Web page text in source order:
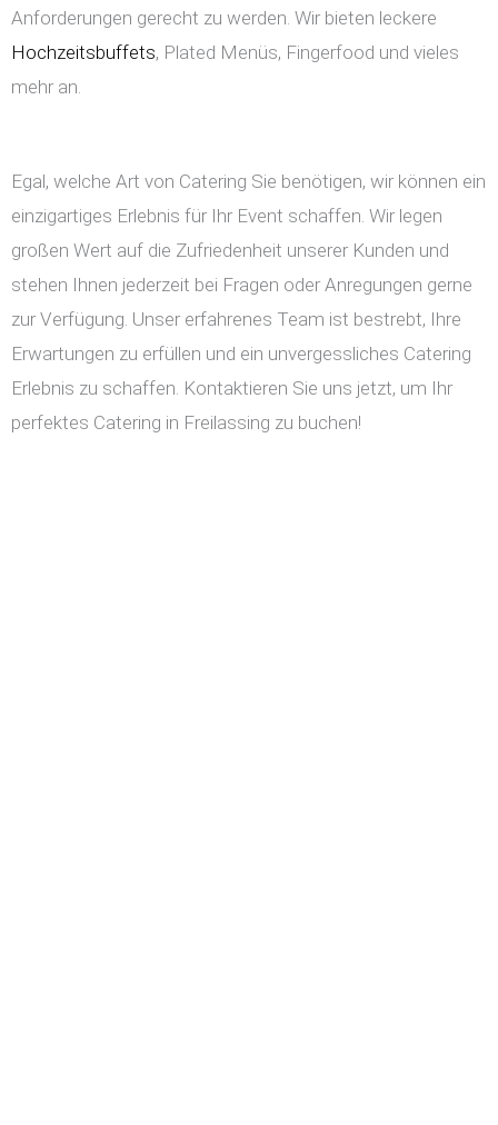
Anforderungen gerecht zu werden. Wir bieten leckere
Hochzeitsbuffets, Plated Menüs, Fingerfood und vieles
mehr an.
Egal, welche Art von Catering Sie benötigen, wir können ein
einzigartiges Erlebnis für Ihr Event schaffen. Wir legen
großen Wert auf die Zufriedenheit unserer Kunden und
stehen Ihnen jederzeit bei Fragen oder Anregungen gerne
zur Verfügung. Unser erfahrenes Team ist bestrebt, Ihre
Erwartungen zu erfüllen und ein unvergessliches Catering
Erlebnis zu schaffen. Kontaktieren Sie uns jetzt, um Ihr
perfektes Catering in Freilassing zu buchen!